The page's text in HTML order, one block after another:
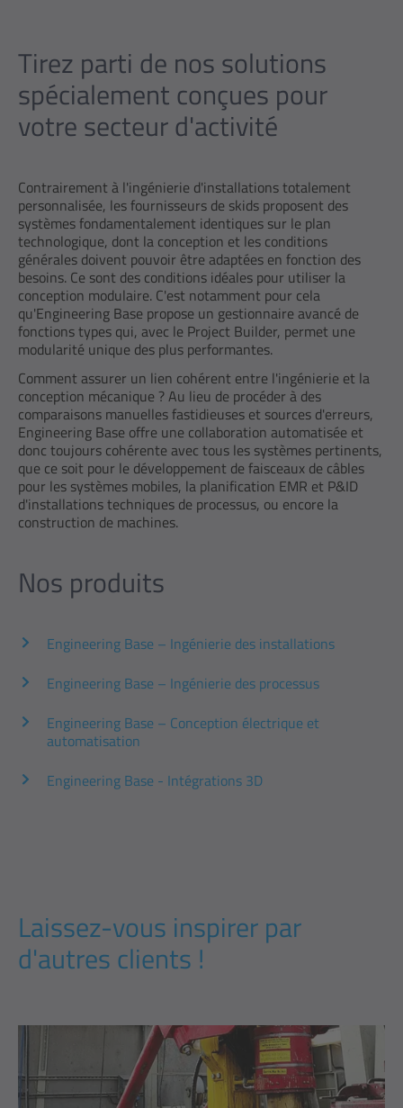
Tirez parti de nos solutions
spécialement conçues pour
votre secteur d'activité
Contrairement à l'ingénierie d'installations totalement
personnalisée, les fournisseurs de skids proposent des
systèmes fondamentalement identiques sur le plan
technologique, dont la conception et les conditions
générales doivent pouvoir être adaptées en fonction des
besoins. Ce sont des conditions idéales pour utiliser la
conception modulaire. C'est notamment pour cela
qu'Engineering Base propose un gestionnaire avancé de
fonctions types qui, avec le Project Builder, permet une
modularité unique des plus performantes.
Comment assurer un lien cohérent entre l'ingénierie et la
conception mécanique ? Au lieu de procéder à des
comparaisons manuelles fastidieuses et sources d'erreurs,
Engineering Base offre une collaboration automatisée et
donc toujours cohérente avec tous les systèmes pertinents,
que ce soit pour le développement de faisceaux de câbles
pour les systèmes mobiles, la planification EMR et P&ID
d'installations techniques de processus, ou encore la
construction de machines.
Nos produits
Engineering Base – Ingénierie des installations
Engineering Base – Ingénierie des processus
Engineering Base – Conception électrique et
automatisation
Engineering Base - Intégrations 3D
Laissez-vous inspirer par
d'autres clients !